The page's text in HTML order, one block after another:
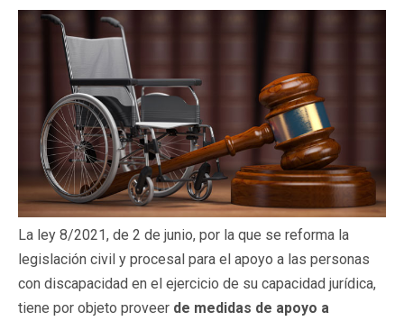
La ley 8/2021, de 2 de junio, por la que se reforma la
legislación civil y procesal para el apoyo a las personas
con discapacidad en el ejercicio de su capacidad jurídica,
tiene por objeto proveer de medidas de apoyo a